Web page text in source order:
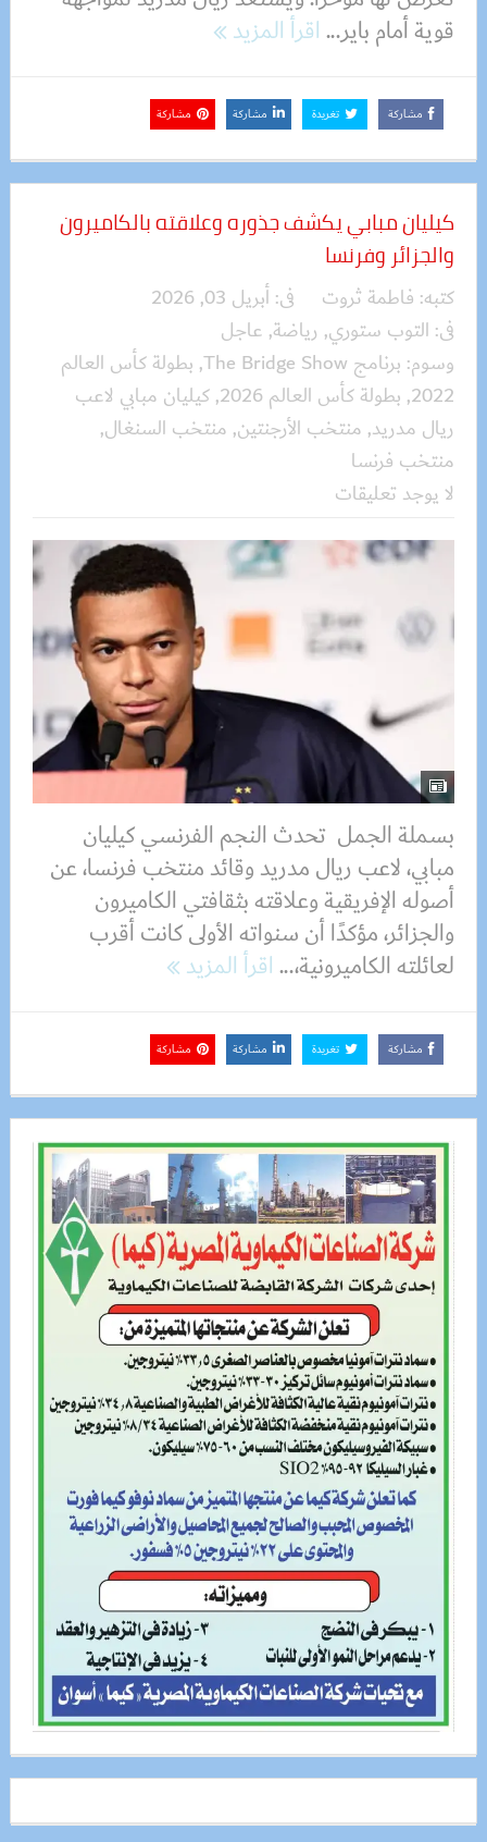
قوية أمام باير...اقرأ المزيد
مشاركة تغريدة مشاركة مشاركة
كيليان مبابي يكشف جذوره وعلاقته بالكاميرون
والجزائر وفرنسا
كتبه: فاطمة ثروت فى:أبريل 03, 2026
فى: التوب ستوري, رياضة, عاجل
وسوم: برنامج The Bridge Show , بطولة كأس العالم
2022
, بطولة كأس العالم 2026 ,كيليان مبابي لاعب
ريال مدريد, منتخب الأرجنتين, منتخب السنغال,
منتخب فرنسا
لا يوجد تعليقات
بسملة الجمل تحدث النجم الفرنسي كيليان
مبابي، لاعب ريال مدريد وقائد منتخب فرنسا، عن
أصوله الإفريقية وعلاقته بثقافتي الكاميرون
والجزائر، مؤكدًا أن سنواته الأولى كانت أقرب
لعائلته الكاميرونية،...اقرأ المزيد
مشاركة تغريدة مشاركة مشاركة